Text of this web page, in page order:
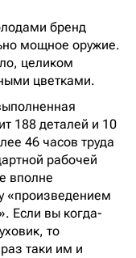
бренд
мощное оружие.
целиком
цветками.
188 деталей и 10
46 часов труда
рабочей
вполне
«произведением
Если вы когда-
то
таки им и